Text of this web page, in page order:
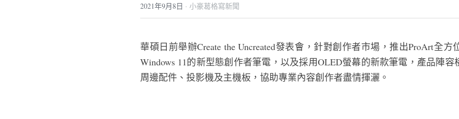
2021年9月8日 · 小豪葛格寫新聞
華碩日前舉辦Create the Uncreated發表會，針對創作者市場，推出ProArt全
Windows 11的新型態創作者筆電，以及採用OLED螢幕的新款筆電，產品陣容
周邊配件、投影機及主機板，協助專業內容創作者盡情揮灑。